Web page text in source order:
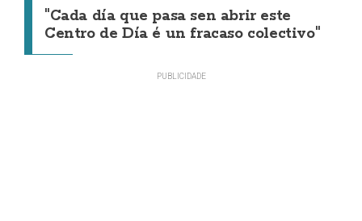
"Cada día que pasa sen abrir este
Centro de Día é un fracaso colectivo"